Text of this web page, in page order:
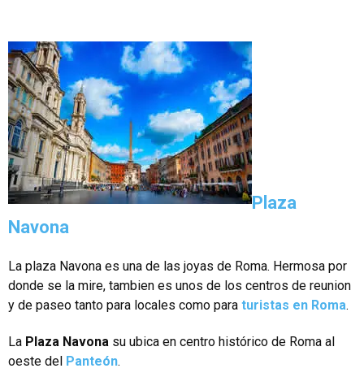
Plaza
Navona
La plaza Navona es una de las joyas de Roma. Hermosa por
donde se la mire, tambien es unos de los centros de reunion
y de paseo tanto para locales como para turistas en Roma.
La Plaza Navona su ubica en centro histórico de Roma al
oeste del Panteón.